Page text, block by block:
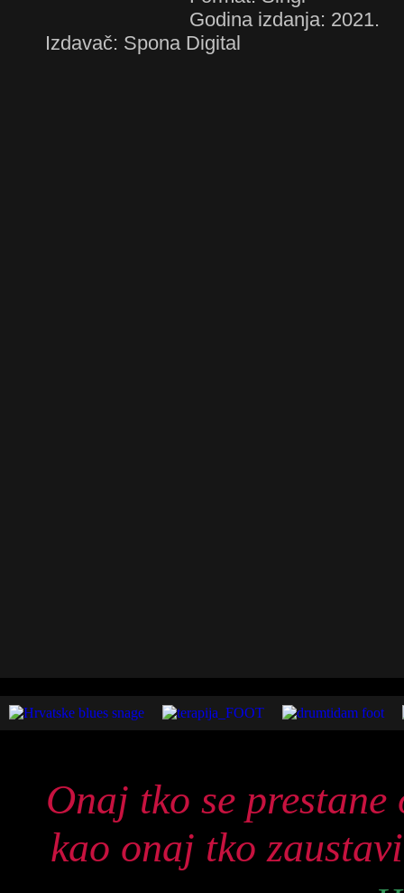
Godina izdanja: 2021.
Izdavač: Spona Digital
Onaj tko se
kao onaj tko